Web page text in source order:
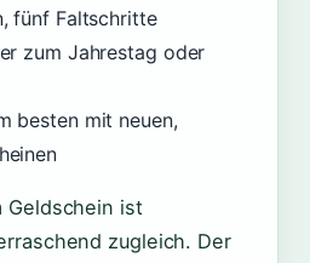
fünf Faltschritte
zum Jahrestag oder
besten mit neuen,
Geldschein ist
zugleich. Der